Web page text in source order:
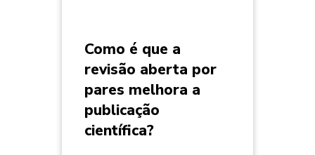
Como é que a
revisão aberta por
pares melhora a
publicação
científica?